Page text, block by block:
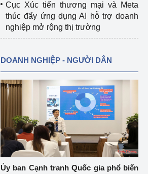
Cục Xúc tiến thương mại và Meta
thúc đẩy ứng dụng AI hỗ trợ doanh
nghiệp mở rộng thị trường
DOANH NGHIỆP - NGƯỜI DÂN
Ủy ban Cạnh tranh Quốc gia phổ biến